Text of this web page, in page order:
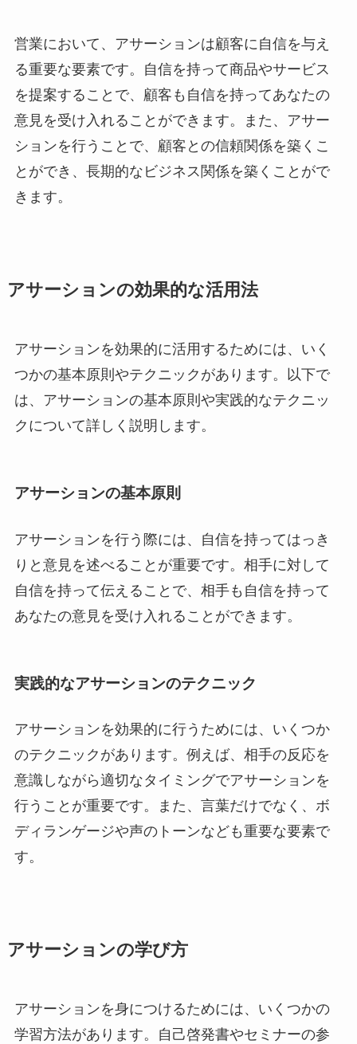
営業において、アサーションは顧客に自信を与え
る重要な要素です。自信を持って商品やサービス
を提案することで、顧客も自信を持ってあなたの
意見を受け入れることができます。また、アサー
ションを行うことで、顧客との信頼関係を築くこ
とができ、長期的なビジネス関係を築くことがで
きます。
アサーションの効果的な活用法
アサーションを効果的に活用するためには、いく
つかの基本原則やテクニックがあります。以下で
は、アサーションの基本原則や実践的なテクニッ
クについて詳しく説明します。
アサーションの基本原則
アサーションを行う際には、自信を持ってはっき
りと意見を述べることが重要です。相手に対して
自信を持って伝えることで、相手も自信を持って
あなたの意見を受け入れることができます。
実践的なアサーションのテクニック
アサーションを効果的に行うためには、いくつか
のテクニックがあります。例えば、相手の反応を
意識しながら適切なタイミングでアサーションを
行うことが重要です。また、言葉だけでなく、ボ
ディランゲージや声のトーンなども重要な要素で
す。
アサーションの学び方
アサーションを身につけるためには、いくつかの
学習方法があります。自己啓発書やセミナーの参